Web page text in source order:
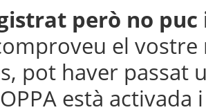
però no
el vostre
pot haver passat
està